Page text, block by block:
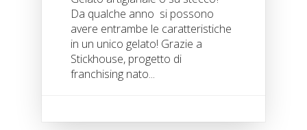
Da qualche anno si possono
avere entrambe le caratteristiche
in un unico gelato! Grazie a
Stickhouse, progetto di
franchising nato...